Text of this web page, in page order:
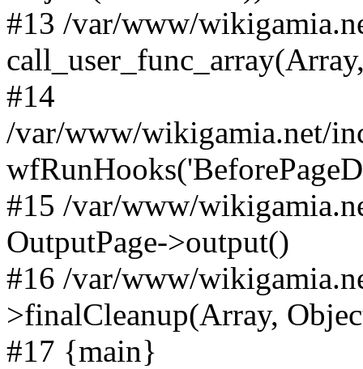
#13 /var/www/
#14
/var/www/wikigamia.net/
#15 /var/www/
OutputPage->output()
#16 /var/www/
>finalCleanup(Array,
#17 {main}